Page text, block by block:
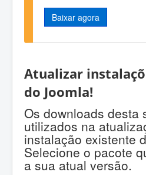
Baixar agora
Atualizar
do Joomla!
Os downloads desta
utilizados na
instalação existente
Selecione o pacote
a sua atual versão.